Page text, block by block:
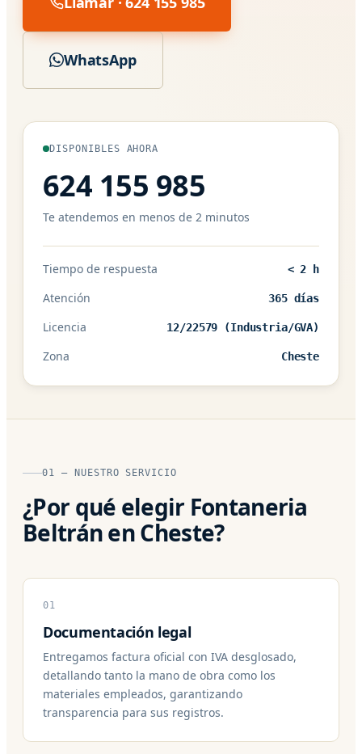
WhatsApp
DISPONIBLES AHORA
624 155 985
Te atendemos en menos de 2 minutos
Tiempo de respuesta < 2 h
Atención 365 días
Licencia 12/22579 (Industria/GVA)
Zona Cheste
01 — NUESTRO SERVICIO
¿Por qué elegir Fontaneria
Beltrán en Cheste?
01
Documentación legal
Entregamos factura oficial con IVA desglosado,
detallando tanto la mano de obra como los
materiales empleados, garantizando
transparencia para sus registros.